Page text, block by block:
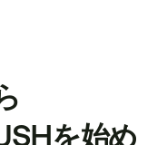
を始め